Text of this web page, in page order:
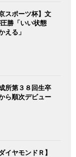
スポーツ杯】文
勝「いい状態
える」
所第３８回生卒
ら順次デビュー
イヤモンドＲ】